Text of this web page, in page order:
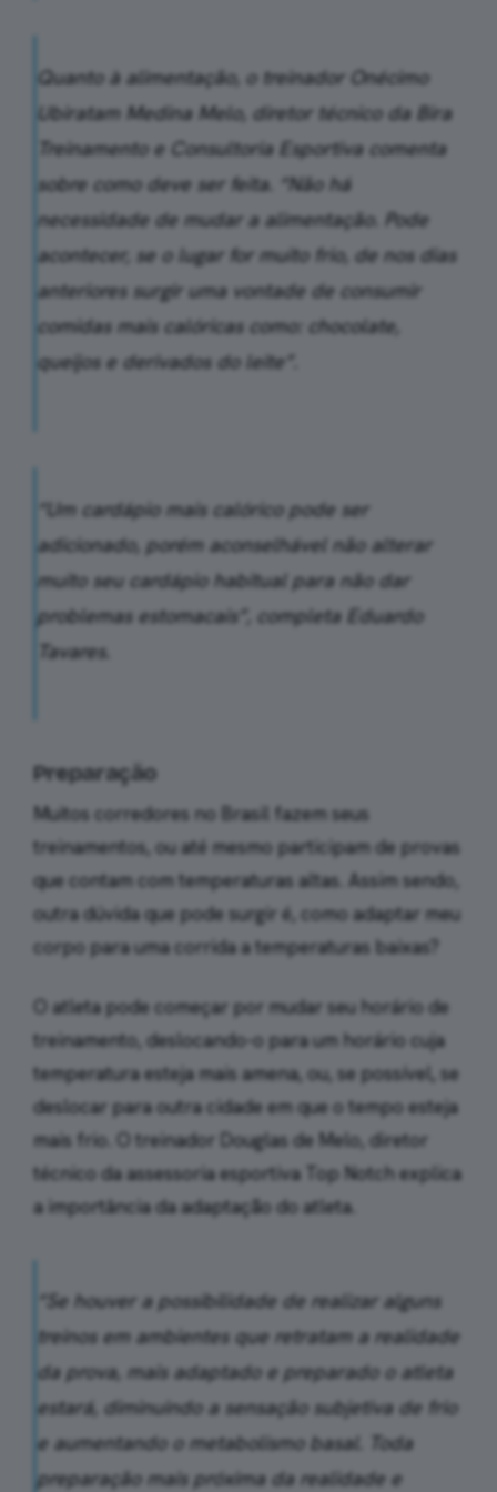
Quanto à alimentação, o treinador Onécimo
Ubiratam Medina Melo, diretor técnico da Bira
Treinamento e Consultoria Esportiva comenta
sobre como deve ser feita. “Não há
necessidade de mudar a alimentação. Pode
acontecer, se o lugar for muito frio, de nos dias
anteriores surgir uma vontade de consumir
comidas mais calóricas como: chocolate,
queijos e derivados do leite”.
“Um cardápio mais calórico pode ser
adicionado, porém aconselhável não alterar
muito seu cardápio habitual para não dar
problemas estomacais”, completa Eduardo
Tavares.
Preparação
Muitos corredores no Brasil fazem seus
treinamentos, ou até mesmo participam de provas
que contam com temperaturas altas. Assim sendo,
outra dúvida que pode surgir é, como adaptar meu
corpo para uma corrida a temperaturas baixas?
O atleta pode começar por mudar seu horário de
treinamento, deslocando-o para um horário cuja
temperatura esteja mais amena, ou, se possível, se
deslocar para outra cidade em que o tempo esteja
mais frio. O treinador Douglas de Melo, diretor
técnico da assessoria esportiva Top Notch explica
a importância da adaptação do atleta.
“Se houver a possibilidade de realizar alguns
treinos em ambientes que retratam a realidade
da prova, mais adaptado e preparado o atleta
estará, diminuindo a sensação subjetiva de frio
e aumentando o metabolismo basal. Toda
preparação mais próxima da realidade e